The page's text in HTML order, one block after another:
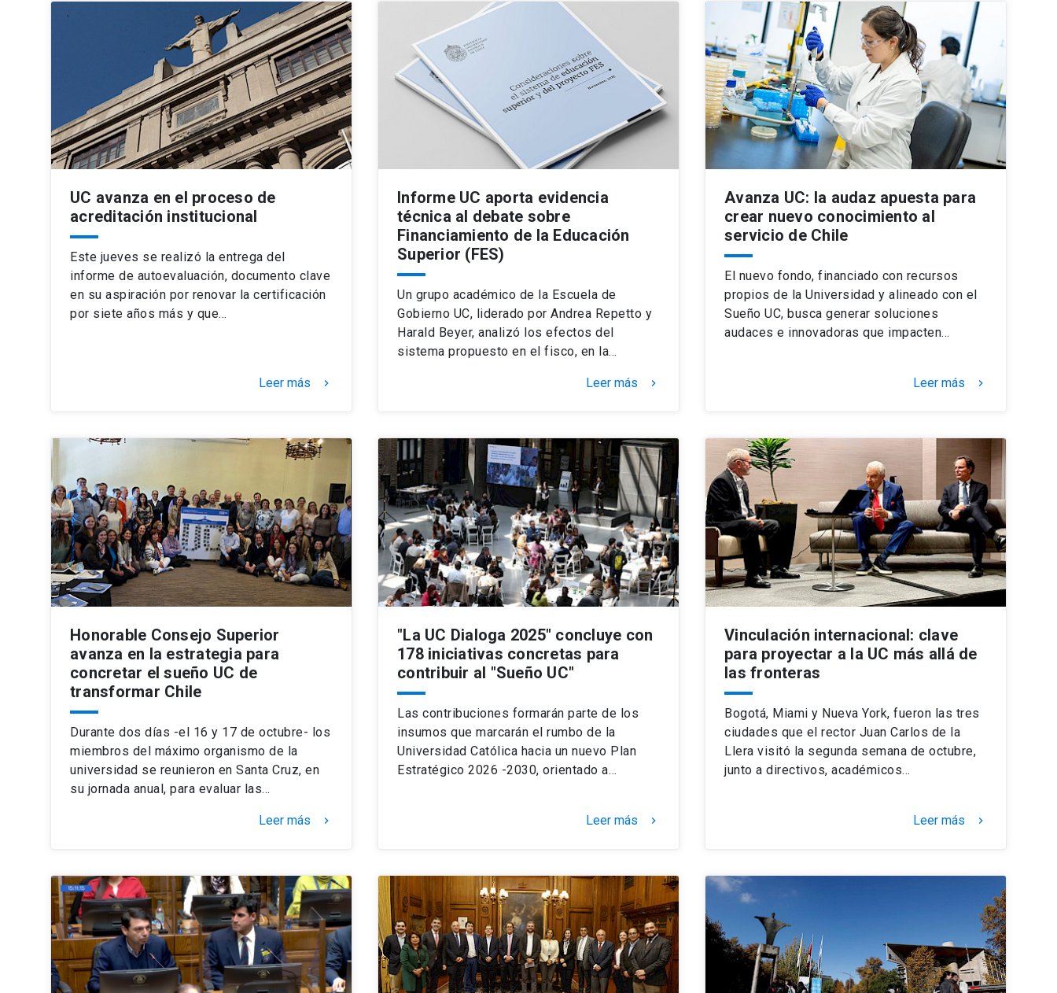
UC avanza en el proceso de
acreditación institucional
Este jueves se realizó la entrega del
informe de autoevaluación, documento clave
en su aspiración por renovar la certificación
por siete años más y que…
Leer más keyboard_arrow_right
Informe UC aporta evidencia
técnica al debate sobre
Financiamiento de la Educación
Superior (FES)
Un grupo académico de la Escuela de
Gobierno UC, liderado por Andrea Repetto y
Harald Beyer, analizó los efectos del
sistema propuesto en el fisco, en la…
Leer más keyboard_arrow_right
Avanza UC: la audaz apuesta para
crear nuevo conocimiento al
servicio de Chile
El nuevo fondo, financiado con recursos
propios de la Universidad y alineado con el
Sueño UC, busca generar soluciones
audaces e innovadoras que impacten…
Leer más keyboard_arrow_right
Honorable Consejo Superior
avanza en la estrategia para
concretar el sueño UC de
transformar Chile
Durante dos días -el 16 y 17 de octubre- los
miembros del máximo organismo de la
universidad se reunieron en Santa Cruz, en
su jornada anual, para evaluar las…
Leer más keyboard_arrow_right
"La UC Dialoga 2025" concluye con
178 iniciativas concretas para
contribuir al "Sueño UC"
Las contribuciones formarán parte de los
insumos que marcarán el rumbo de la
Universidad Católica hacia un nuevo Plan
Estratégico 2026 -2030, orientado a…
Leer más keyboard_arrow_right
Vinculación internacional: clave
para proyectar a la UC más allá de
las fronteras
Bogotá, Miami y Nueva York, fueron las tres
ciudades que el rector Juan Carlos de la
Llera visitó la segunda semana de octubre,
junto a directivos, académicos…
Leer más keyboard_arrow_right